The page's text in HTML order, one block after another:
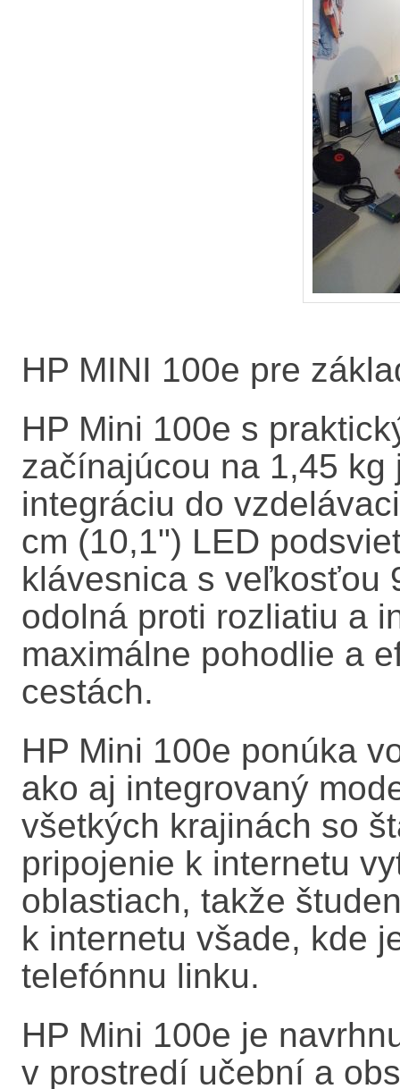
HP MINI 100e pre
HP Mini 100e s
začínajúcou na 1,45
integráciu do
cm (10,1") LED
klávesnica s veľkosťou
odolná proti rozliatiu a
maximálne pohodlie a
cestách.
HP Mini 100e ponúka
ako aj integrovaný
všetkých krajinách so
pripojenie k internetu
oblastiach, takže
k internetu všade, kde
telefónnu linku.
HP Mini 100e je
v prostredí učební a